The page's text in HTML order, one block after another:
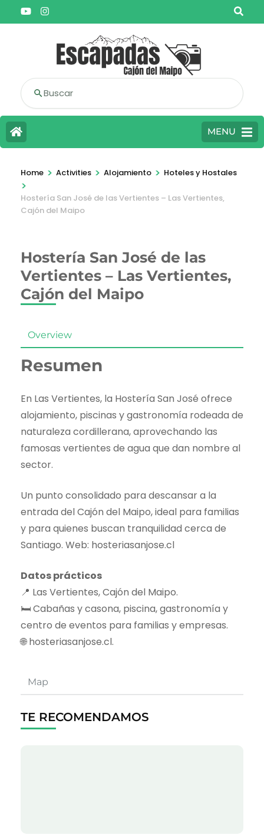
Buscar
MENU
Home > Activities > Alojamiento > Hoteles y Hostales
>
Hostería San José de las Vertientes – Las Vertientes,
Cajón del Maipo
Hostería San José de las
Vertientes – Las Vertientes,
Cajón del Maipo
Overview
Map
Resumen
En Las Vertientes, la Hostería San José ofrece
alojamiento, piscinas y gastronomía rodeada de
naturaleza cordillerana, aprovechando las
famosas vertientes de agua que dan nombre al
sector.
Un punto consolidado para descansar a la
entrada del Cajón del Maipo, ideal para familias
y para quienes buscan tranquilidad cerca de
Santiago. Web: hosteriasanjose.cl
Datos prácticos
📍 Las Vertientes, Cajón del Maipo.
🛏️ Cabañas y casona, piscina, gastronomía y
centro de eventos para familias y empresas.
🌐 hosteriasanjose.cl.
TE RECOMENDAMOS